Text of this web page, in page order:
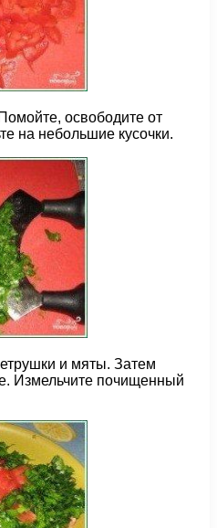
освободите от
на небольшие кусочки.
и мяты. Затем
Измельчите почищенный